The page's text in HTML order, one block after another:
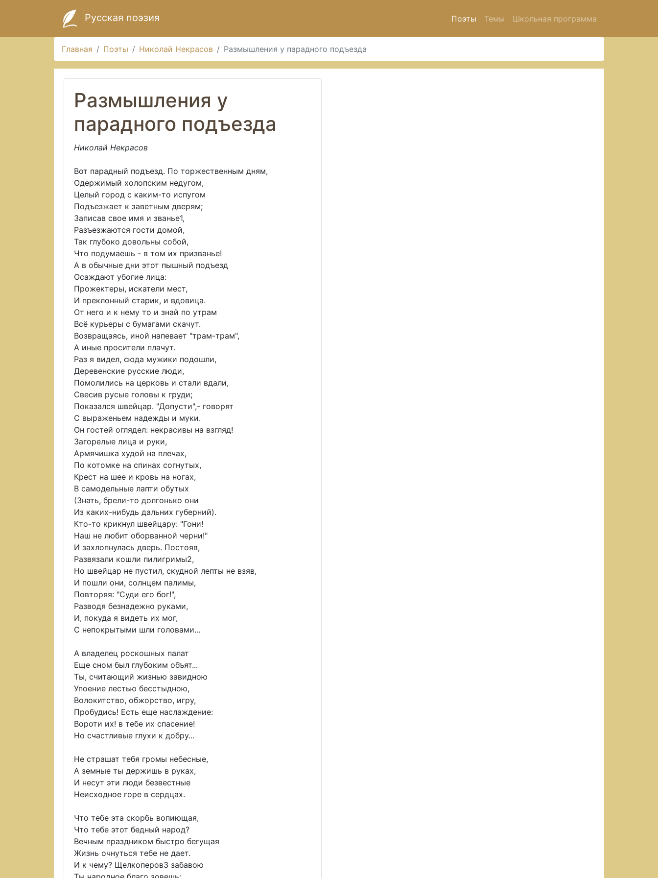
Русская поэзия Поэты Темы Школьная программа
Главная Поэты Николай Некрасов Размышления у парадного подъезда
Размышления у
парадного подъезда
Николай Некрасов
Вот парадный подъезд. По торжественным дням,
Одержимый холопским недугом,
Целый город с каким-то испугом
Подъезжает к заветным дверям;
Записав свое имя и званье1,
Разъезжаются гости домой,
Так глубоко довольны собой,
Что подумаешь - в том их призванье!
А в обычные дни этот пышный подъезд
Осаждают убогие лица:
Прожектеры, искатели мест,
И преклонный старик, и вдовица.
От него и к нему то и знай по утрам
Всё курьеры с бумагами скачут.
Возвращаясь, иной напевает "трам-трам",
А иные просители плачут.
Раз я видел, сюда мужики подошли,
Деревенские русские люди,
Помолились на церковь и стали вдали,
Свесив русые головы к груди;
Показался швейцар. "Допусти",- говорят
С выраженьем надежды и муки.
Он гостей оглядел: некрасивы на взгляд!
Загорелые лица и руки,
Армячишка худой на плечах,
По котомке на спинах согнутых,
Крест на шее и кровь на ногах,
В самодельные лапти обутых
(Знать, брели-то долгонько они
Из каких-нибудь дальних губерний).
Кто-то крикнул швейцару: "Гони!
Наш не любит оборванной черни!"
И захлопнулась дверь. Постояв,
Развязали кошли пилигримы2,
Но швейцар не пустил, скудной лепты не взяв,
И пошли они, солнцем палимы,
Повторяя: "Суди его бог!",
Разводя безнадежно руками,
И, покуда я видеть их мог,
С непокрытыми шли головами...
А владелец роскошных палат
Еще сном был глубоким объят...
Ты, считающий жизнью завидною
Упоение лестью бесстыдною,
Волокитство, обжорство, игру,
Пробудись! Есть еще наслаждение:
Вороти их! в тебе их спасение!
Но счастливые глухи к добру...
Не страшат тебя громы небесные,
А земные ты держишь в руках,
И несут эти люди безвестные
Неисходное горе в сердцах.
Что тебе эта скорбь вопиющая,
Что тебе этот бедный народ?
Вечным праздником быстро бегущая
Жизнь очнуться тебе не дает.
И к чему? Щелкоперов3 забавою